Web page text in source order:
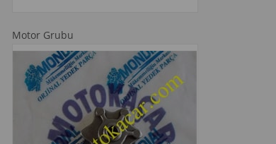
Motor Grubu